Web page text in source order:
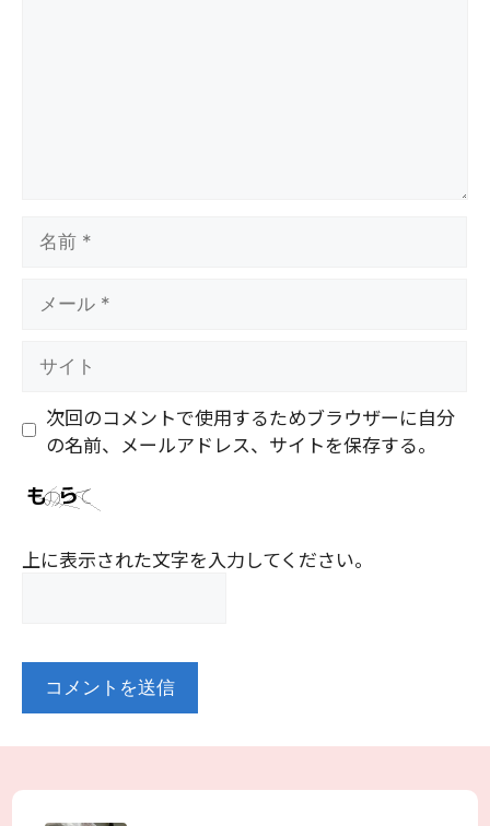
次回のコメントで使用するためブラウザーに自分
の名前、メールアドレス、サイトを保存する。
上に表示された文字を入力してください。